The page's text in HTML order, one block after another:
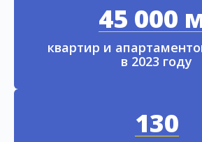
45 000
квартир и
в 2023 году
130